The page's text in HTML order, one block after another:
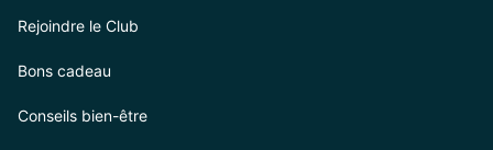
Rejoindre le Club
Bons cadeau
Conseils bien-être